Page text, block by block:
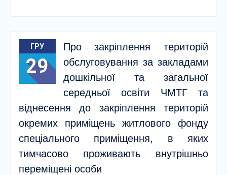
ГРУ
29
Про закріплення територій
обслуговування за закладами
дошкільної та загальної
середньої освіти ЧМТГ та
віднесення до закріплення територій
окремих приміщень житлового фонду
спеціального приміщення, в яких
тимчасово проживають внутрішньо
переміщені особи